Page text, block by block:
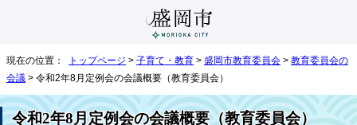
現在の位置： トップページ > 子育て・教育 > 盛岡市教育委員会 > 教育委員会の
会議 > 令和2年8月定例会の会議概要（教育委員会）
令和2年8月定例会の会議概要（教育委員会）